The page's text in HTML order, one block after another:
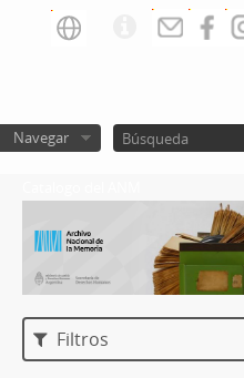
Navegar
Filtros